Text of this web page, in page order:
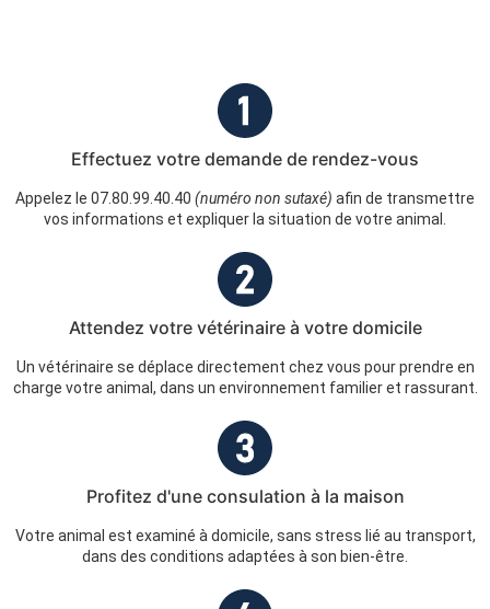
Effectuez votre demande de rendez-vous
Appelez le 07.80.99.40.40 (numéro non sutaxé) afin de transmettre
vos informations et expliquer la situation de votre animal.
Attendez votre vétérinaire à votre domicile
Un vétérinaire se déplace directement chez vous pour prendre en
charge votre animal, dans un environnement familier et rassurant.
Profitez d'une consulation à la maison
Votre animal est examiné à domicile, sans stress lié au transport,
dans des conditions adaptées à son bien-être.